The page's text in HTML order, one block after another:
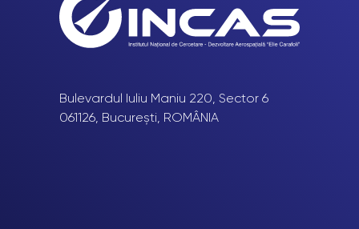
Bulevardul Iuliu Maniu 220, Sector 6
061126, București, ROMÂNIA